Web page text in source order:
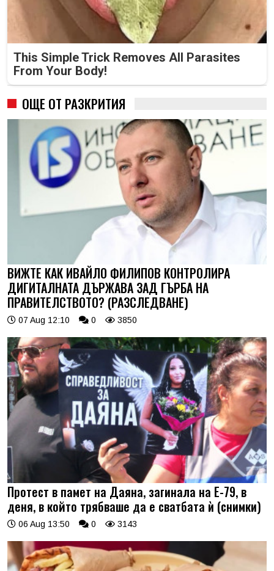
This Simple Trick Removes All Parasites
From Your Body!
ОЩЕ ОТ РАЗКРИТИЯ
ВИЖТЕ КАК ИВАЙЛО ФИЛИПОВ КОНТРОЛИРА
ДИГИТАЛНАТА ДЪРЖАВА ЗАД ГЪРБА НА
ПРАВИТЕЛСТВОТО? (РАЗСЛЕДВАНЕ)
07 Aug 12:10 0 3850
Протест в памет на Даяна, загинала на Е-79, в
деня, в който трябваше да е сватбата ѝ (снимки)
06 Aug 13:50 0 3143